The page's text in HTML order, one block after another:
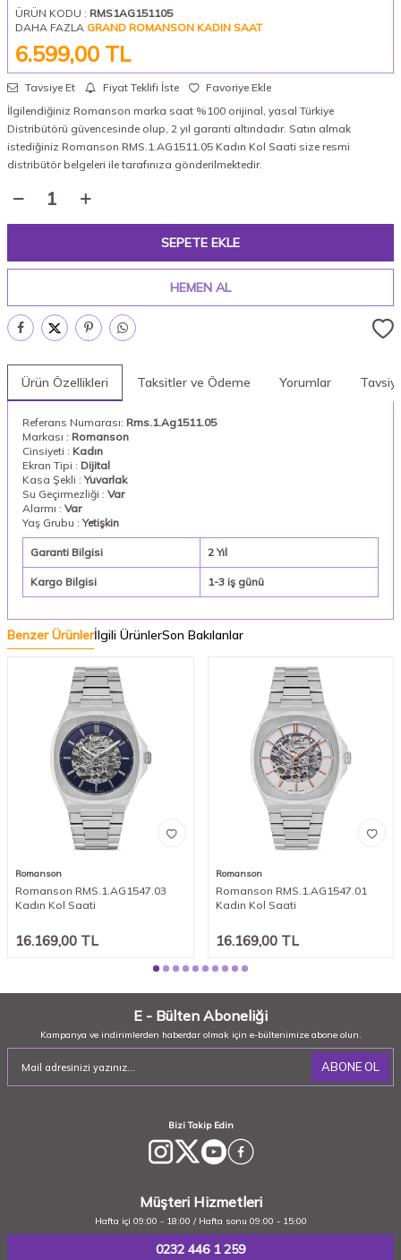
ÜRÜN KODU : RMS1AG151105
DAHA FAZLA GRAND ROMANSON KADIN SAAT
6.599,00 TL
Tavsiye Et Fiyat Teklifi İste
Favoriye Ekle
İlgilendiğiniz Romanson marka saat %100 orijinal, yasal Türkiye
Distribütörü güvencesinde olup, 2 yıl garanti altındadır. Satın almak
istediğiniz Romanson RMS.1.AG1511.05 Kadın Kol Saati size resmi
distribütör belgeleri ile tarafınıza gönderilmektedir.
SEPETE EKLE
HEMEN AL
Ürün Özellikleri Taksitler ve Ödeme Yorumlar
Referans Numarası: Rms.1.Ag1511.05
Markası : Romanson
Cinsiyeti : Kadın
Ekran Tipi : Dijital
Kasa Şekli :Yuvarlak
Su Geçirmezliği : Var
Alarmı : Var
Yaş Grubu :Yetişkin
Garanti Bilgisi 2 Yıl
Kargo Bilgisi 1-3 iş günü
Benzer Ürünlerİlgili ÜrünlerSon Bakılanlar
Romanson
Romanson RMS.1.AG1547.03
Kadın Kol Saati
16.169,00 TL
Romanson
Romanson RMS.1.AG1547.01
Kadın Kol Saati
16.169,00TL
E - Bülten Aboneliği
Kampanya ve indirimlerden haberdar olmak için e-bültenimize abone olun.
ABONE OL
Bizi Takip Edin
Müşteri Hizmetleri
Hafta içi 09:00 - 18:00 / Hafta sonu 09:00 - 15:00
0232 446 1 259